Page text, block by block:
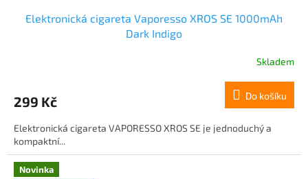
Elektronická cigareta Vaporesso XROS SE 1000mAh
Dark Indigo
Skladem
299 Kč Do košíku
Elektronická cigareta VAPORESSO XROS SE je jednoduchý a
kompaktní...
Novinka